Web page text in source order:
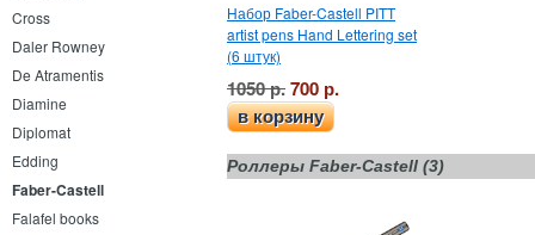
Cross
Daler Rowney
De Atramentis
Diamine
Diplomat
Edding
Faber-Castell
Falafel books
Набор Faber-Castell PITT
artist pens Hand Lettering set
(6 штук)
1050 р.700 р.
в корзину
Роллеры Faber-Castell (3)